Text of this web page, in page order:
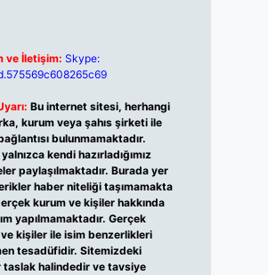
ve İletişim: Skype:
Bu internet sitesi, herhangi
kurum veya şahıs şirketi ile
bulunmamaktadır.
kendi hazırladığımız
paylaşılmaktadır. Burada yer
haber niteliği taşımamakta
kurum ve kişiler hakkında
yapılmamaktadır. Gerçek
kişiler ile isim benzerlikleri
tesadüfidir. Sitemizdeki
taslak halindedir ve tavsiye